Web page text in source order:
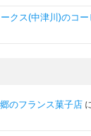
クス(中津川)のコー
のフランス菓子店